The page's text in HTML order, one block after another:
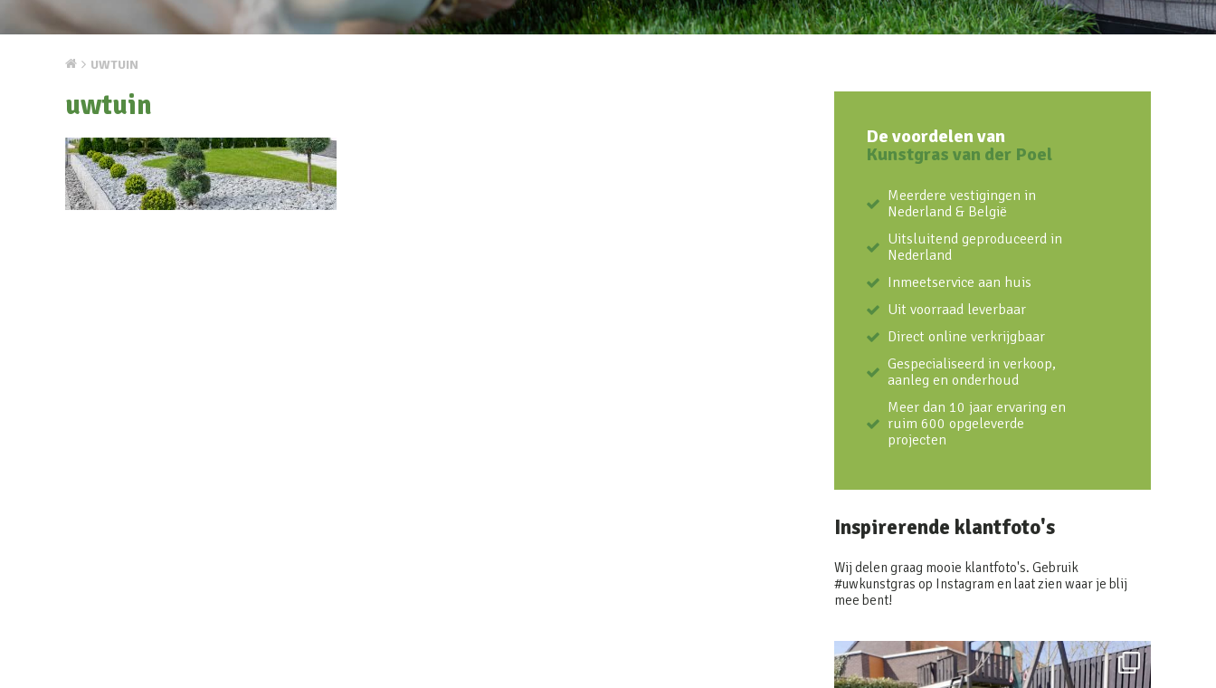
UWTUIN
uwtuin
De voordelen van
Kunstgras van der Poel
Meerdere vestigingen in
Nederland & België
Uitsluitend geproduceerd in
Nederland
Inmeetservice aan huis
Uit voorraad leverbaar
Direct online verkrijgbaar
Gespecialiseerd in verkoop,
aanleg en onderhoud
Meer dan 10 jaar ervaring en
ruim 600 opgeleverde
projecten
Inspirerende klantfoto's
Wij delen graag mooie klantfoto's. Gebruik
#uwkunstgras op Instagram en laat zien waar je blij
mee bent!
uwkunstgras
Feb 6